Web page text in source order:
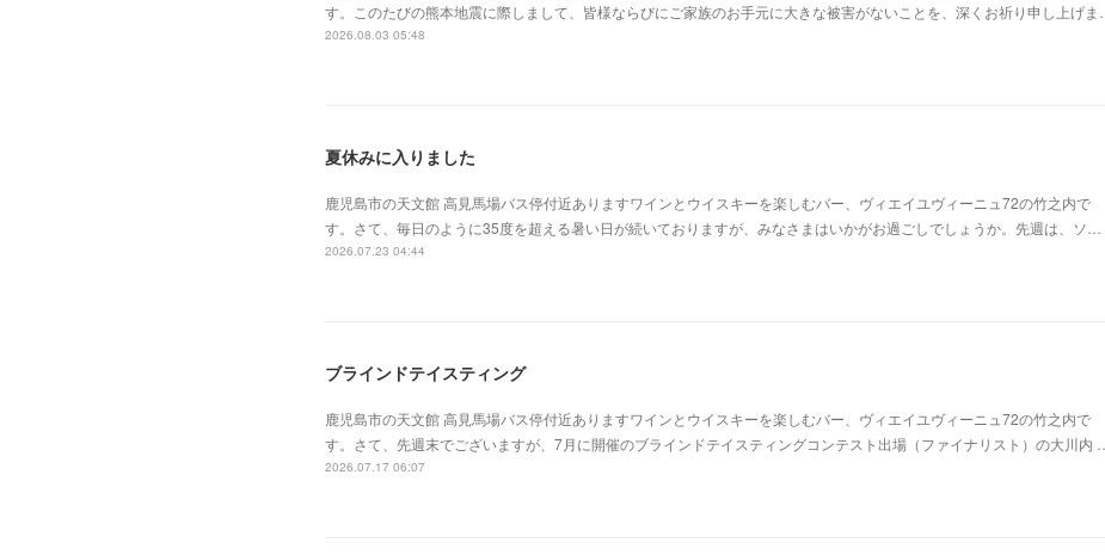
す。このたびの熊本地震に際しまして、皆様ならびにご家族のお手元に大きな被害がないことを、深くお祈り申し上げま…
2026.08.03 05:48
夏休みに入りました
鹿児島市の天文館 高見馬場バス停付近ありますワインとウイスキーを楽しむバー、ヴィエイユヴィーニュ72の竹之内で
す。さて、毎日のように35度を超える暑い日が続いておりますが、みなさまはいかがお過ごしでしょうか。先週は、ソ…
2026.07.23 04:44
ブラインドテイスティング
鹿児島市の天文館 高見馬場バス停付近ありますワインとウイスキーを楽しむバー、ヴィエイユヴィーニュ72の竹之内で
す。さて、先週末でございますが、7月に開催のブラインドテイスティングコンテスト出場（ファイナリスト）の大川内 …
2026.07.17 06:07